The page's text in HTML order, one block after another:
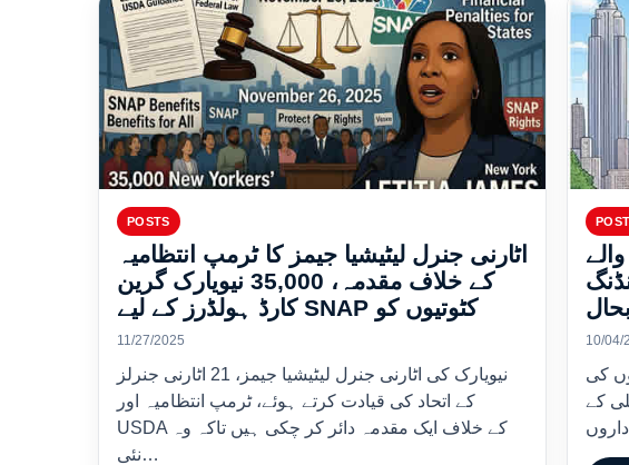
POSTS
اٹارنی جنرل لیٹیشیا جیمز کا ٹرمپ انتظامیہ
کے خلاف مقدمہ، 35,000 نیویارک گرین
کارڈ ہولڈرز کے لیے SNAP کٹوتیوں کو
11/27/2025
نیویارک کی اٹارنی جنرل لیٹیشیا جیمز، 21 اٹارنی جنرلز
کے اتحاد کی قیادت کرتے ہوئے، ٹرمپ انتظامیہ اور
USDA کے خلاف ایک مقدمہ دائر کر چکی ہیں تاکہ وہ
نئی…
10/04/
کی
کے